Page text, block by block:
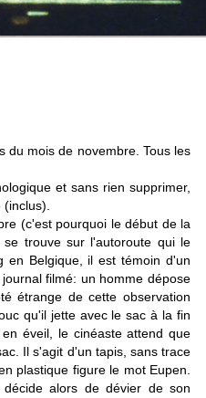
du mois de novembre. Tous les
et sans rien supprimer,
(c'est pourquoi le début de la
trouve sur l'autoroute qui le
en Belgique, il est témoin d'un
filmé: un homme dépose
étrange de cette observation
qu'il jette avec le sac à la fin
éveil, le cinéaste attend que
Il s'agit d'un tapis, sans trace
plastique figure le mot Eupen.
alors de dévier de son